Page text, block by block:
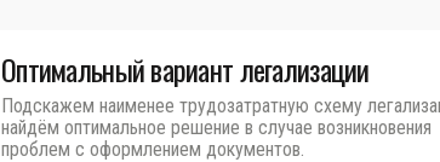
Оптимальный вариант легализации
Подскажем наименее трудозатратную схему
найдём оптимальное решение в случае возникновения
проблем с оформлением документов.